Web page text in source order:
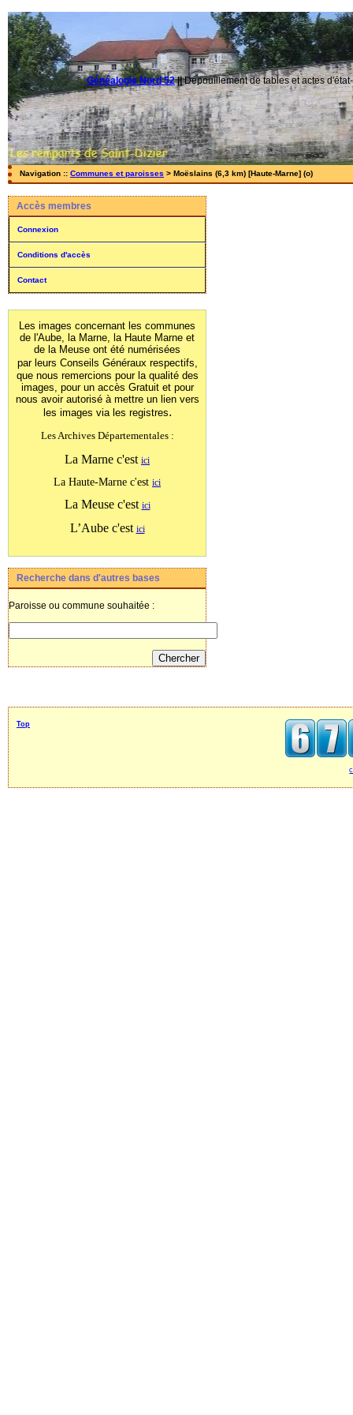
Généalogie Nord 52||Dépouillement de tables et actes
Navigation :: Communes et paroisses > Moëslains (6,3 km) [Haute-Marne] (o)
Accès membres
Connexion
Conditions d'accès
Contact
Les images concernant les communes
de l'Aube, la Marne, la Haute Marne et
de la Meuse ont été numérisées
par leurs Conseils Généraux respectifs,
que nous remercions pour la qualité des
images, pour un accès Gratuit et pour
nous avoir autorisé à mettre un lien vers
les images via les registres.
Les Archives Départementales :
La Marne c'est ici
La Haute-Marne c'est ici
La Meuse c'est ici
L’Aube c'est ici
Recherche dans d'autres bases
Paroisse ou commune souhaitée :
Top